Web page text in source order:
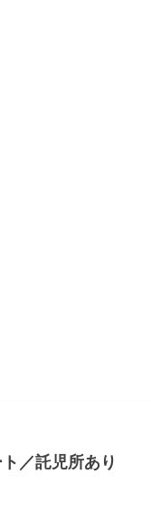
／託児所あり